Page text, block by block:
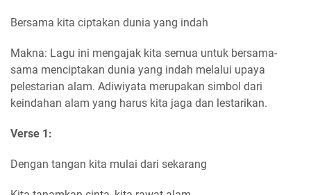
Bersama kita ciptakan dunia yang indah
Makna: Lagu ini mengajak kita semua untuk bersama-
sama menciptakan dunia yang indah melalui upaya
pelestarian alam. Adiwiyata merupakan simbol dari
keindahan alam yang harus kita jaga dan lestarikan.
Verse 1:
Dengan tangan kita mulai dari sekarang